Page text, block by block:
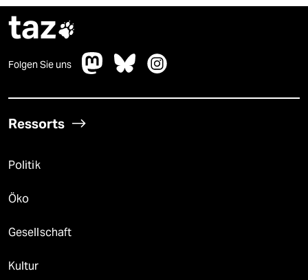
taz
Folgen Sie uns
Ressorts
Politik
Öko
Gesellschaft
Kultur